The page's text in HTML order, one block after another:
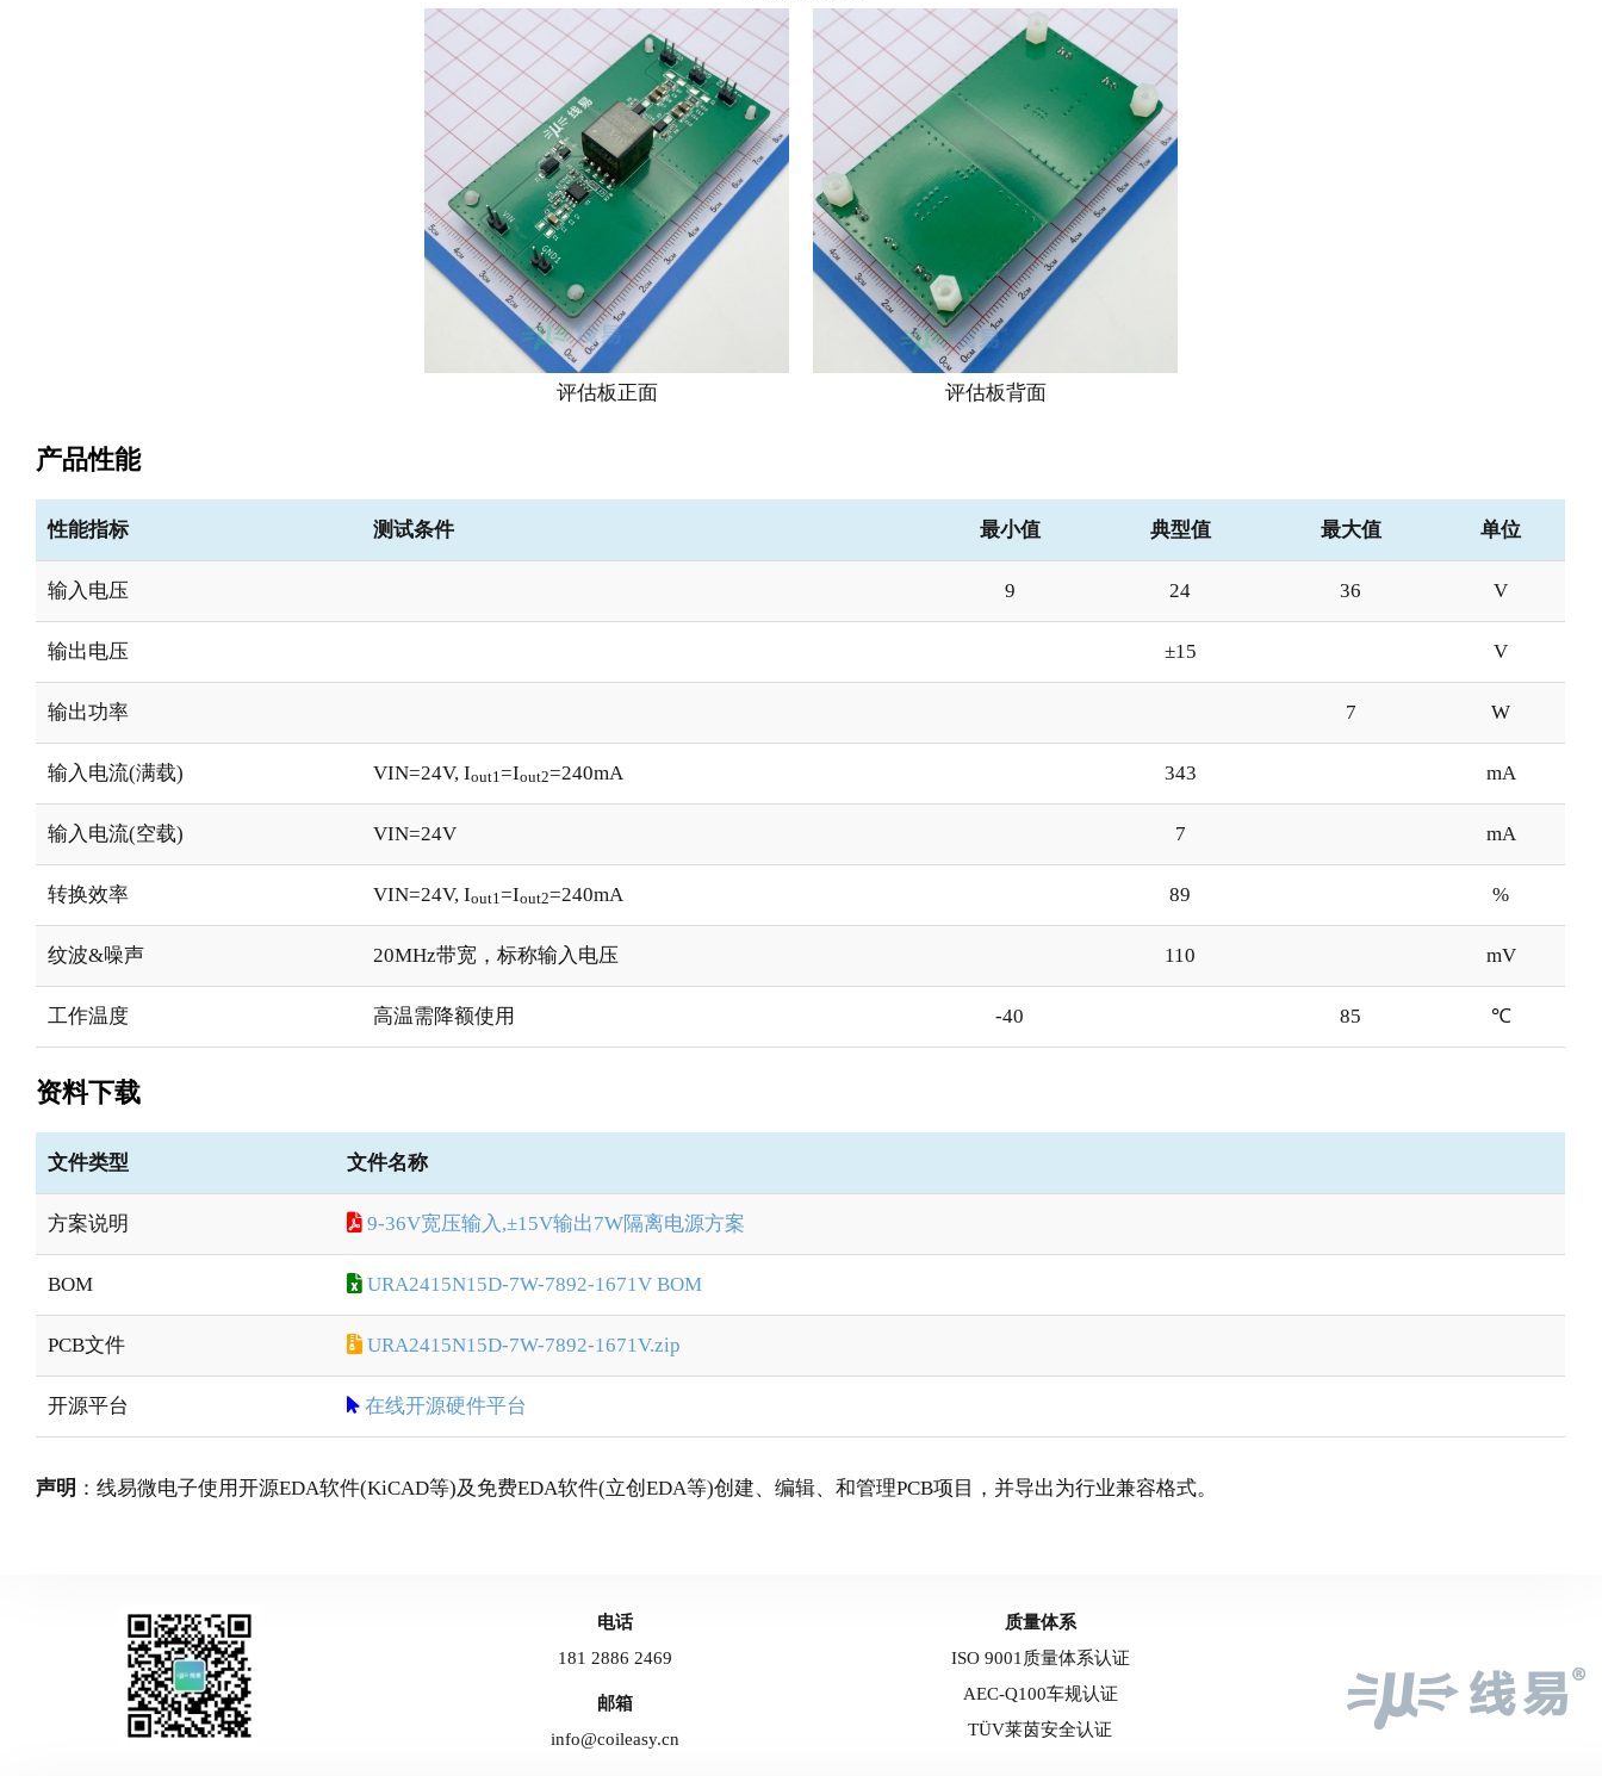
评估板正面 评估板背面
产品性能
性能指标 测试条件 最小值 典型值 最大值 单位
输入电压 9 24 36 V
输出电压 ±15 V
输出功率 7 W
输入电流(满载) VIN=24V, Iout1=Iout2=240mA 343 mA
输入电流(空载) VIN=24V 7 mA
转换效率 VIN=24V, Iout1=Iout2=240mA 89 %
纹波&噪声 20MHz带宽，标称输入电压 110 mV
工作温度 高温需降额使用 -40 85 ℃
资料下载
文件类型 文件名称
方案说明 9-36V宽压输入,±15V输出7W隔离电源方案
BOM URA2415N15D-7W-7892-1671V BOM
PCB文件 URA2415N15D-7W-7892-1671V.zip
开源平台 在线开源硬件平台
声明 ：线易微电子使用开源EDA软件(KiCAD等)及免费EDA软件(立创EDA等)创建、编辑、和管理PCB项目，并导出为行业兼容格式。
电话
181 2886 2469
邮箱
info@coileasy.cn
质量体系
ISO 9001质量体系认证
AEC-Q100车规认证
TÜV莱茵安全认证